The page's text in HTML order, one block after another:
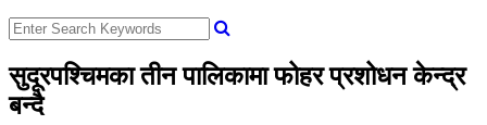
सुदूरपश्चिमका तीन पालिकामा फोहर प्रशोधन केन्द्र
बन्दै